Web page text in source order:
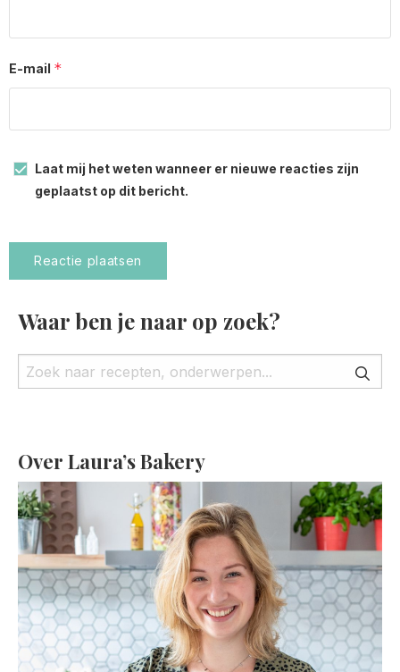
E-mail *
Laat mij het weten wanneer er nieuwe reacties zijn
geplaatst op dit bericht.
Waar ben je naar op zoek?
Over Laura’s Bakery